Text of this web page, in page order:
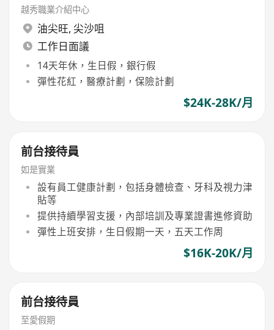
越秀職業介紹中心
油尖旺, 尖沙咀
工作日面議
14天年休，生日假，銀行假
彈性花紅，醫療計劃，保險計劃
$24K-28K/月
前台接待員
如是實業
設有員工健康計劃，包括身體檢查、牙科及視力津
貼等
提供持續學習支援，內部培訓及專業證書進修資助
彈性上班安排，生日假期一天，五天工作周
$16K-20K/月
前台接待員
至愛假期